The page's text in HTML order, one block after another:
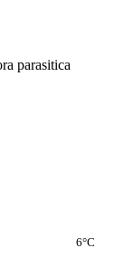
parasitica
6°C